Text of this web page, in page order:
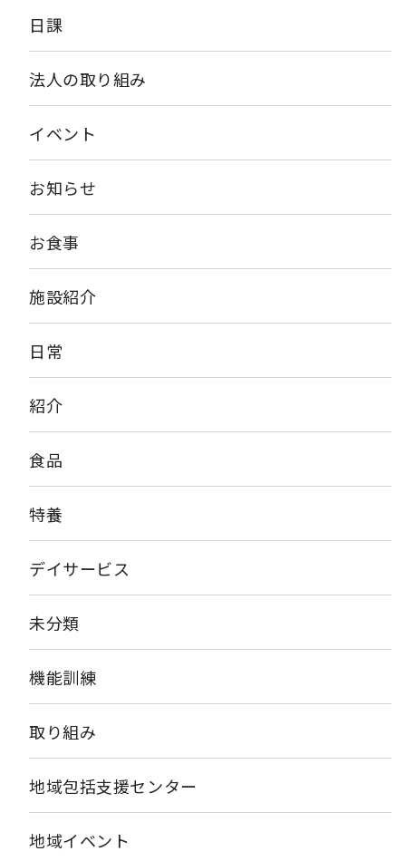
日課
法人の取り組み
イベント
お知らせ
お食事
施設紹介
日常
紹介
食品
特養
デイサービス
未分類
機能訓練
取り組み
地域包括支援センター
地域イベント